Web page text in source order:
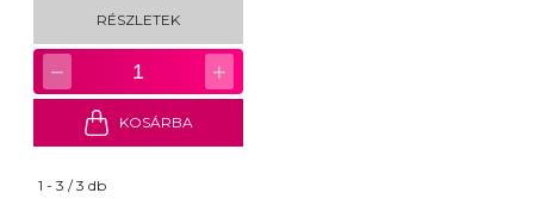
RÉSZLETEK
− 1 +
KOSÁRBA
1 - 3 / 3 db